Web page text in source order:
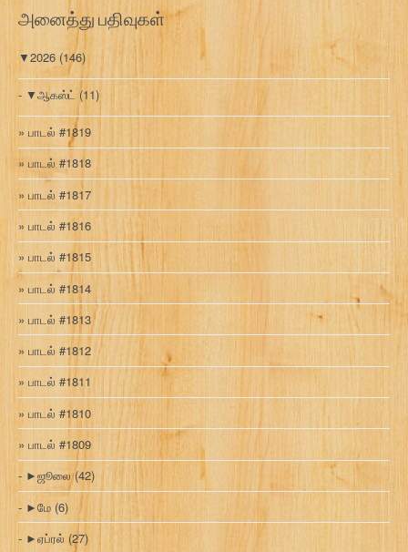
அனைத்து பதிவுகள்
▼2026 (146)
▼ஆகஸ்ட் (11)
பாடல் #1819
பாடல் #1818
பாடல் #1817
பாடல் #1816
பாடல் #1815
பாடல் #1814
பாடல் #1813
பாடல் #1812
பாடல் #1811
பாடல் #1810
பாடல் #1809
►ஜூலை(42)
►மே (6)
►ஏப்ரல் (27)